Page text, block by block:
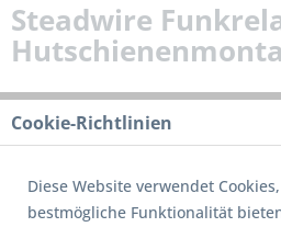
Steadwire
Cookie-Richtlinien
Diese Website verwendet
bestmögliche Funktionalität